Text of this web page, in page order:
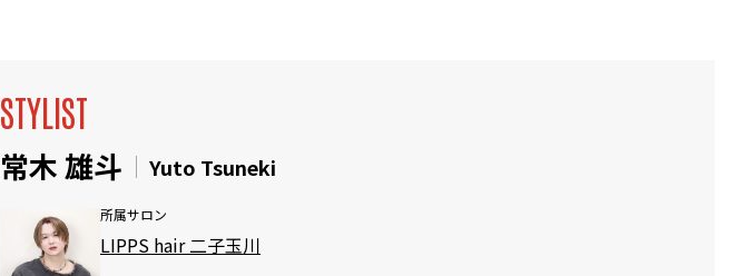
STYLIST
常木 雄斗 Yuto Tsuneki
所属サロン
LIPPS hair 二子玉川